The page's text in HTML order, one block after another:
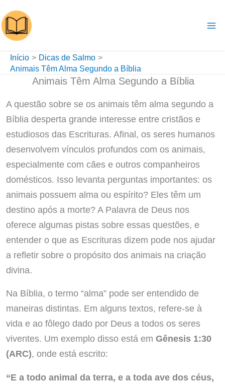
para
o
conteúdo
Início
Dicas de Salmo
Animais Têm Alma Segundo a Bíblia
Animais Têm Alma Segundo a Bíblia
A questão sobre se os animais têm alma segundo a
Bíblia desperta grande interesse entre cristãos e
estudiosos das Escrituras. Afinal, os seres humanos
desenvolvem vínculos profundos com os animais,
especialmente com cães e outros companheiros
domésticos. Isso levanta perguntas importantes: os
animais possuem alma ou espírito? Eles têm um
destino após a morte? A Palavra de Deus nos
oferece algumas pistas sobre essas questões, e
entender o que as Escrituras dizem pode nos ajudar
a refletir sobre o propósito dos animais na criação
divina.
Na Bíblia, o termo “alma” pode ser entendido de
maneiras distintas. Em alguns textos, refere-se à
vida e ao fôlego dado por Deus a todos os seres
viventes. Um exemplo disso está em Gênesis 1:30
(ARC), onde está escrito:
“E a todo animal da terra, e a toda ave dos céus,